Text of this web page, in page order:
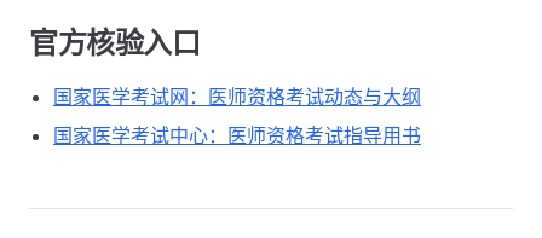
官方核验入口
国家医学考试网：医师资格考试动态与大纲
国家医学考试中心：医师资格考试指导用书